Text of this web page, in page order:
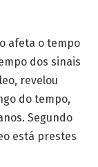
afeta o tempo
dos sinais
revelou
do tempo,
Segundo
está prestes